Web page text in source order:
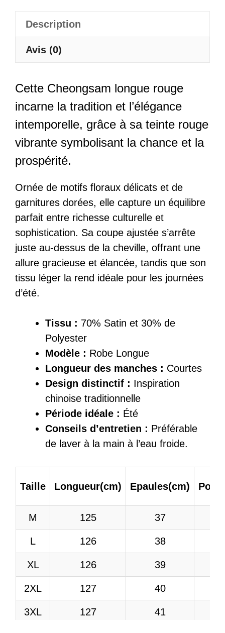
Description
Avis (0)
Cette Cheongsam longue rouge
incarne la tradition et l’élégance
intemporelle, grâce à sa teinte rouge
vibrante symbolisant la chance et la
prospérité.
Ornée de motifs floraux délicats et de
garnitures dorées, elle capture un équilibre
parfait entre richesse culturelle et
sophistication. Sa coupe ajustée s’arrête
juste au-dessus de la cheville, offrant une
allure gracieuse et élancée, tandis que son
tissu léger la rend idéale pour les journées
d’été.
Tissu : 70% Satin et 30% de
Polyester
Modèle : Robe Longue
Longueur des manches : Courtes
Design distinctif : Inspiration
chinoise traditionnelle
Période idéale : Été
Conseils d’entretien : Préférable
de laver à la main à l’eau froide.
Taille Longueur(cm) Epaules(cm)
M 125 37
L 126 38
XL 126 39
2XL 127 40
3XL 127 41